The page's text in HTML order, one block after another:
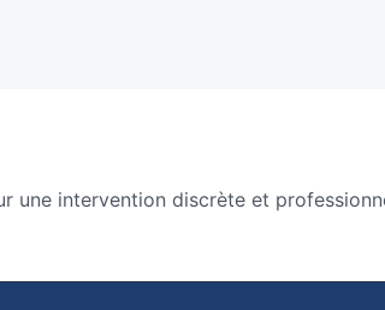
une intervention discrète et